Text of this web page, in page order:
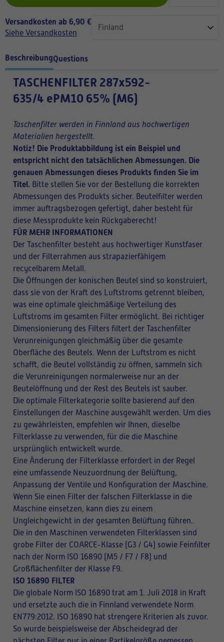
Versandkosten ab 6,90 €
Siehe Versandkosten
BeschreibungQuestions
TASCHENFILTER 287x592-
635/4 ePM10 65% (M6)
Taschenfilter werden in Finnland aus hochwertigen
Materialien hergestellt.
Notiz! Die Produktabbildung ist ein Beispiel und
entspricht nicht den tatsächlichen Abmessungen. Die
genauen Abmessungen dieses Produkts finden Sie im
Titel. Bitte stellen Sie vor der Bestellung die korrekten
Abmessungen des Produkts sicher. Beutelfilter werden
immer auftragsbezogen gefertigt, daher besteht für
diese Messprodukte kein Rückgaberecht!
FÜR MEHR INFORMATIONEN
Der Taschenfilter besteht aus hochwertiger Kunstfaser
und der Filterrahmen aus strapazierfähigem
recycelbarem Metall.
Die Öffnungen der konischen Beutel sind so konstruiert,
dass sie von der Kraft des Luftstroms getrennt bleiben,
was eine optimale gleichmäßige Verteilung des
Luftstroms im gesamten Filter ermöglicht. Bei richtiger
Dimensionierung des Filters filtert der Taschenfilter
Verunreinigungen gleichmäßig über die gesamte
Oberfläche des Beutels. Wenn der Luftstrom es nicht
schafft, die Beutel vollständig zu öffnen, sammeln sich
die Verunreinigungen normalerweise nur an der
Beutelöffnung und der Rest des Beutels ist sauber.
Die optimale Filterkategorie sollte basierend auf den
Einstellungen der Maschine ausgewählt werden. Um dies
zu gewährleisten, empfehlen wir Ihnen, dieselbe
Filterklasse zu verwenden, für die die Maschine
ursprünglich entwickelt wurde.
Eine Änderung der Filterklasse erfordert in der Regel
eine umfassende Neuzuordnung der Belüftung,
Anpassung der Ventile und Konfiguration der Maschine.
Wenn Sie einen Filter der falschen Filterklasse in die
Maschine einsetzen, kann dies zu einem
Ungleichgewicht in der gesamten Belüftung führen.
Die in den Maschinen verwendeten Filterklassen sind
grobe Filter der COARCE-Klasse (G3 / G4) sowie Feinfilter
nach der Norm ISO 16890 (M5 / F7 / F8) und
Großflächenfilter der Klasse F9.
ISO 16890 FILTER
Die globale Norm ISO 16890 trat am 1. Juli 2018 in Kraft
und ersetzte auch die in Finnland verwendete Norm
EN779:2012. ISO 16890 hat strengere Kriterien als zuvor.
So wurde beispielsweise der Abscheidegrad der